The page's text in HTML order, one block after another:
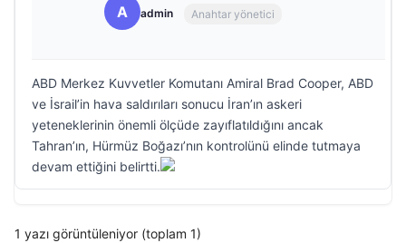
A admin Anahtar yönetici
ABD Merkez Kuvvetler Komutanı Amiral Brad Cooper, ABD
ve İsrail’in hava saldırıları sonucu İran’ın askeri
yeteneklerinin önemli ölçüde zayıflatıldığını ancak
Tahran’ın, Hürmüz Boğazı’nın kontrolünü elinde tutmaya
devam ettiğini belirtti.
1 yazı görüntüleniyor (toplam 1)